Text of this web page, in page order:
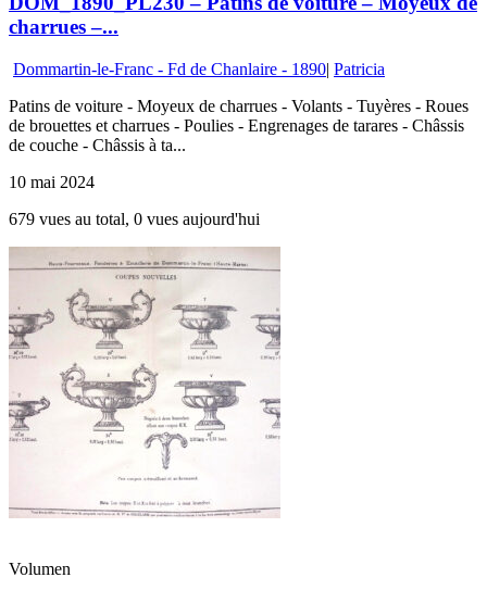
charrues –...
Dommartin-le-Franc - Fd de Chanlaire - 1890| Patricia
Patins de voiture - Moyeux de charrues - Volants - Tuyères - Roues
de brouettes et charrues - Poulies - Engrenages de tarares - Châssis
de couche - Châssis à ta...
10 mai 2024
679 vues au total, 0 vues aujourd'hui
Volumen